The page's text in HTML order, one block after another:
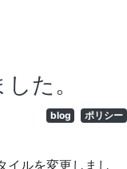
た。
blog ポリシー
イルを変更しまし